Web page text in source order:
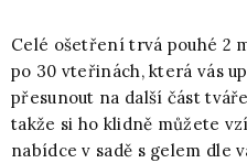
Celé ošetření trvá pouhé 2
po 30 vteřinách, která vás
přesunout na další část
takže si ho klidně můžete
nabídce v sadě s gelem dle